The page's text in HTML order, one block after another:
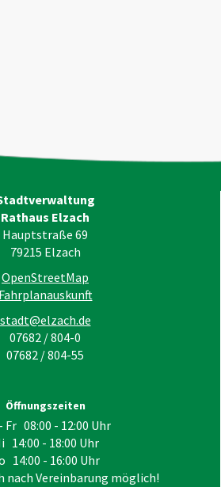
Rathaus Elzach
Hauptstraße 69
79215 Elzach
OpenStreetMap
Fahrplanauskunft
stadt@elzach.de
07682 / 804-0
07682 / 804-55
Öffnungszeiten
Fr 08:00 - 12:00 Uhr
14:00 - 18:00 Uhr
14:00 - 16:00 Uhr
nach Vereinbarung möglich!